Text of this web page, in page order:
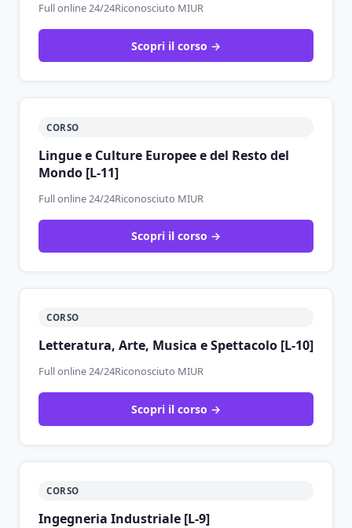
Full online 24/24Riconosciuto MIUR
Scopri il corso →
CORSO
Lingue e Culture Europee e del Resto del
Mondo [L-11]
Full online 24/24Riconosciuto MIUR
Scopri il corso →
CORSO
Letteratura, Arte, Musica e Spettacolo [L-10]
Full online 24/24Riconosciuto MIUR
Scopri il corso →
CORSO
Ingegneria Industriale [L-9]